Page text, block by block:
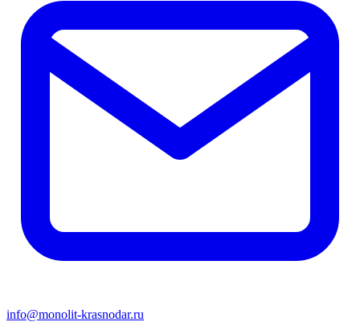
info@monolit-krasnodar.ru